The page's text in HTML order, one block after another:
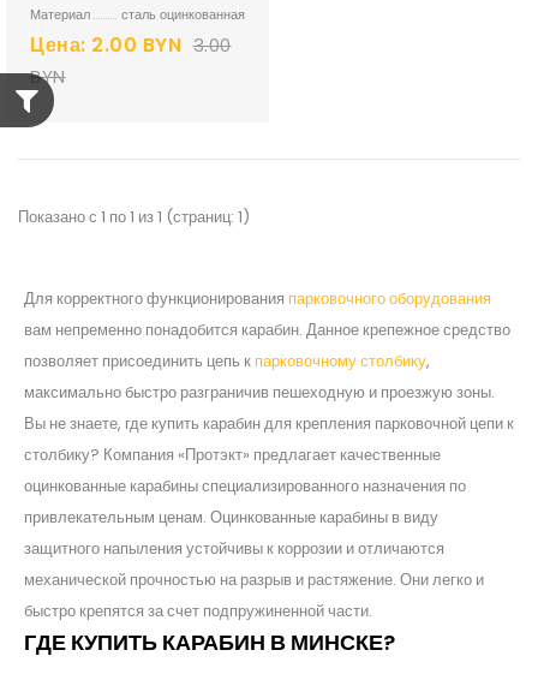
Материал
сталь оцинкованная
Цена: 2.00 BYN 3.00
BYN
Показано с 1 по 1 из 1 (страниц: 1)
Для корректного функционирования парковочного оборудования
вам непременно понадобится карабин. Данное крепежное средство
позволяет присоединить цепь к парковочному столбику,
максимально быстро разграничив пешеходную и проезжую зоны.
Вы не знаете, где купить карабин для крепления парковочной цепи к
столбику? Компания «Протэкт» предлагает качественные
оцинкованные карабины специализированного назначения по
привлекательным ценам. Оцинкованные карабины в виду
защитного напыления устойчивы к коррозии и отличаются
механической прочностью на разрыв и растяжение. Они легко и
быстро крепятся за счет подпружиненной части.
ГДЕ КУПИТЬ КАРАБИН В МИНСКЕ?